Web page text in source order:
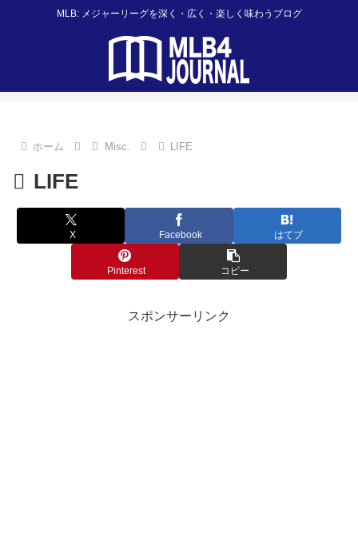
MLB: メジャーリーグを深く・広く・楽しく味わうブログ
ホーム Misc. LIFE
LIFE
X Facebook はてブ
Pinterest コピー
スポンサーリンク